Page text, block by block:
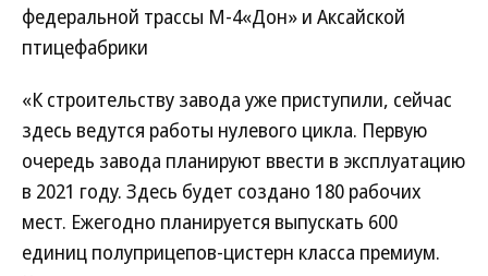
федеральной трассы М-4«Дон» и Аксайской
птицефабрики
«К строительству завода уже приступили, сейчас
здесь ведутся работы нулевого цикла. Первую
очередь завода планируют ввести в эксплуатацию
в 2021 году. Здесь будет создано 180 рабочих
мест. Ежегодно планируется выпускать 600
единиц полуприцепов-цистерн класса премиум.